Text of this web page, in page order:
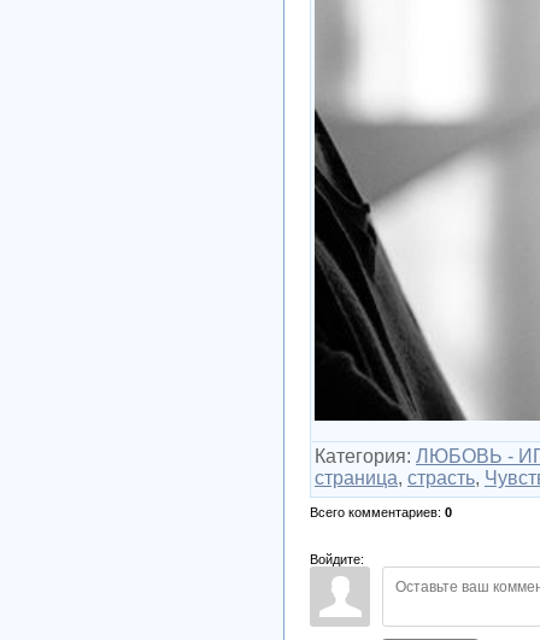
Категория: ЛЮБОВЬ -
страница, страсть,
Всего комментариев: 0
Войдите: